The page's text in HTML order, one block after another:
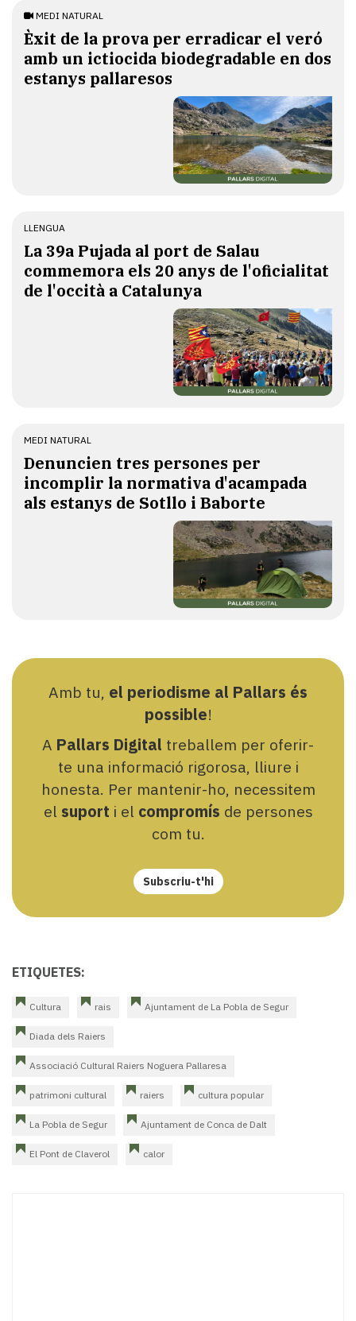
MEDI NATURAL
Èxit de la prova per erradicar el veró
amb un ictiocida biodegradable en dos
estanys pallaresos
LLENGUA
​La 39a Pujada al port de Salau
commemora els 20 anys de l'oficialitat
de l'occità a Catalunya
MEDI NATURAL
Denuncien tres persones per
incomplir la normativa d'acampada
als estanys de Sotllo i Baborte
Amb tu, el periodisme al Pallars és
possible!
A Pallars Digital treballem per oferir-
te una informació rigorosa, lliure i
honesta. Per mantenir-ho, necessitem
el suport i el compromís de persones
com tu.
Subscriu-t'hi
ETIQUETES:
Cultura rais Ajuntament de La Pobla de Segur
Diada dels Raiers
Associació Cultural Raiers Noguera Pallaresa
patrimoni cultural raiers cultura popular
La Pobla de Segur Ajuntament de Conca de Dalt
El Pont de Claverol calor